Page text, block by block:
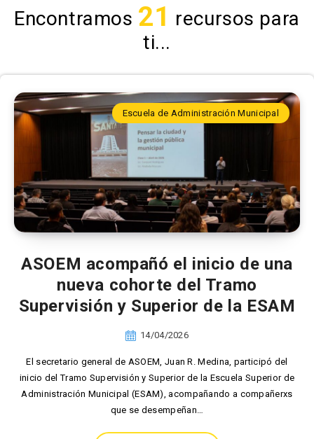
Encontramos 21 recursos para
ti...
Escuela de Administración Municipal
ASOEM acompañó el inicio de una
nueva cohorte del Tramo
Supervisión y Superior de la ESAM
14/04/2026
El secretario general de ASOEM, Juan R. Medina, participó del
inicio del Tramo Supervisión y Superior de la Escuela Superior de
Administración Municipal (ESAM), acompañando a compañerxs
que se desempeñan…